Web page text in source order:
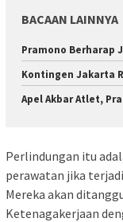
BACAAN LAINNYA
Pramono Berharap
Kontingen Jakarta
Apel Akbar Atlet,
Perlindungan itu
perawatan jika
Mereka akan
Ketenagakerjaan